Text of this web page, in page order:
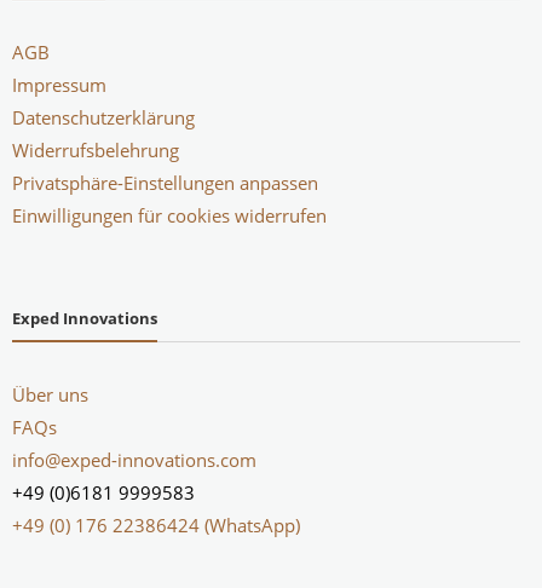
AGB
Impressum
Datenschutzerklärung
Widerrufsbelehrung
Privatsphäre-Einstellungen anpassen
Einwilligungen für cookies widerrufen
Exped Innovations
Über uns
FAQs
info@exped-innovations.com
+49 (0)6181 9999583
+49 (0) 176 22386424 (WhatsApp)